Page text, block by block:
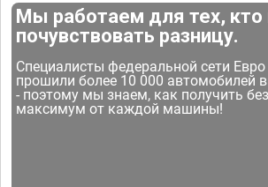
Мы работаем для тех,
почувствовать разницу.
Специалисты федеральной сети
прошили более 10 000 автомобилей
- поэтому мы знаем, как получить
максимум от каждой машины!